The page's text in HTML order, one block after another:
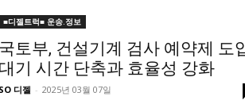
■디젤트럭■ 운송.정보
국토부, 건설기계 검사 예약제 도
대기 시간 단축과 효율성 강화
SO 디젤 - 2025년 03월 07일